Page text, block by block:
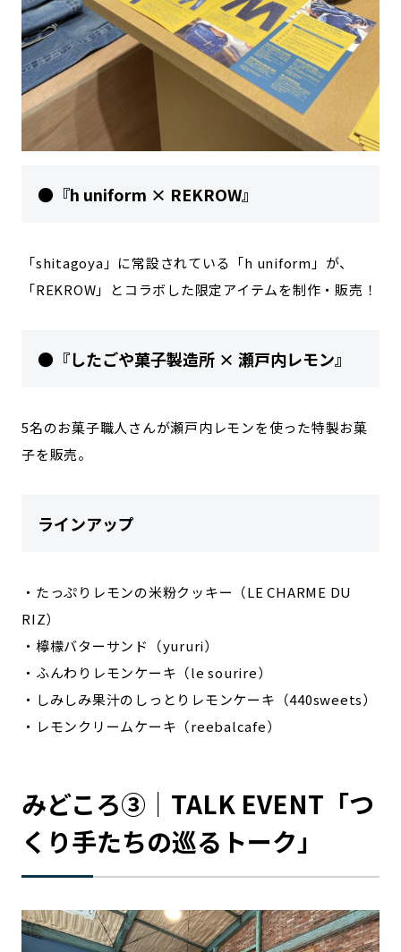
●『h uniform × REKROW』
「shitagoya」に常設されている「h uniform」が、
「REKROW」とコラボした限定アイテムを制作・販売！
●『したごや菓子製造所 × 瀬戸内レモン』
5名のお菓子職人さんが瀬戸内レモンを使った特製お菓
子を販売。
ラインアップ
・たっぷりレモンの米粉クッキー（LE CHARME DU
RIZ）
・檸檬バターサンド（yururi）
・ふんわりレモンケーキ（le sourire）
・しみしみ果汁のしっとりレモンケーキ（440sweets）
・レモンクリームケーキ（reebalcafe）
みどころ③｜TALK EVENT「つ
くり手たちの巡るトーク」